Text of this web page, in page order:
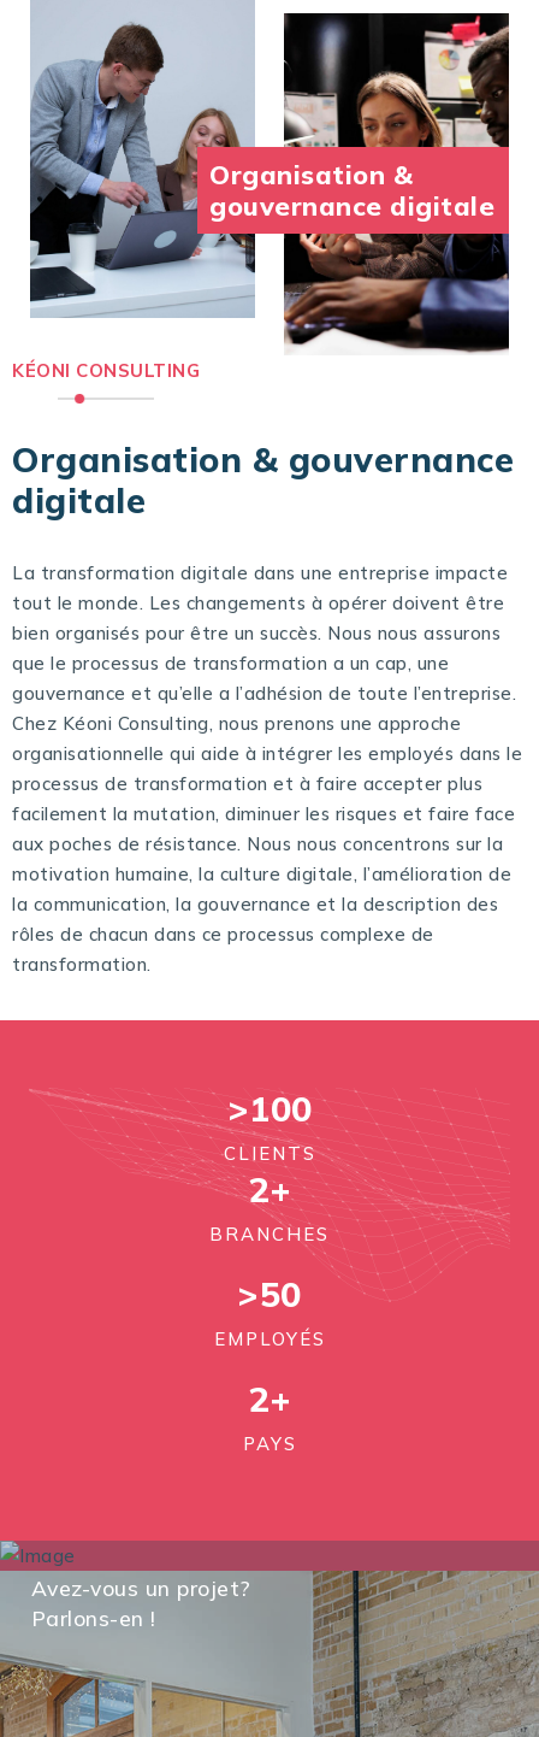
Organisation &
gouvernance digitale
KÉONI CONSULTING
Organisation & gouvernance
digitale
La transformation digitale dans une entreprise impacte
tout le monde. Les changements à opérer doivent être
bien organisés pour être un succès. Nous nous assurons
que le processus de transformation a un cap, une
gouvernance et qu’elle a l’adhésion de toute l’entreprise.
Chez Kéoni Consulting, nous prenons une approche
organisationnelle qui aide à intégrer les employés dans le
processus de transformation et à faire accepter plus
facilement la mutation, diminuer les risques et faire face
aux poches de résistance. Nous nous concentrons sur la
motivation humaine, la culture digitale, l’amélioration de
la communication, la gouvernance et la description des
rôles de chacun dans ce processus complexe de
transformation.
>100
CLIENTS
2+
BRANCHES
>50
EMPLOYÉS
2+
PAYS
Avez-vous un projet?
Parlons-en !